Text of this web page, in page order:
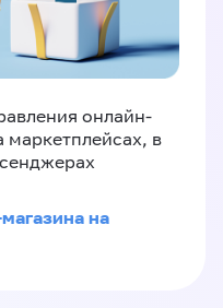
онлайн-
маркетплейсах, в
на